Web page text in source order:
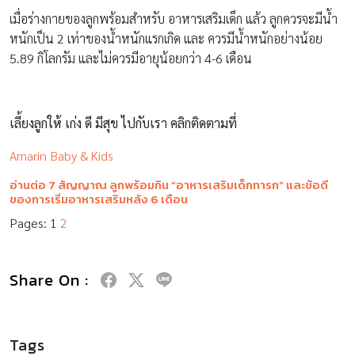
เมื่อร่างกายของลูกพร้อมสำหรับ อาหารเสริมเด็ก แล้ว ลูกควรจะมีน้ำ
หนักเป็น 2 เท่าของน้ำหนักแรกเกิด และ ควรมีน้ำหนักอย่างน้อย
5.89 กิโลกรัม และไม่ควรมีอายุน้อยกว่า 4-6 เดือน
เลี้ยงลูกให้ เก่ง ดี มีสุข ไปกับเรา คลิกติดตามที่
Amarin Baby & Kids
อ่านต่อ 7 สัญญาณ ลูกพร้อมกิน “อาหารเสริมเด็กทารก” และข้อดี
ของการเริ่มอาหารเสริมหลัง 6 เดือน
Pages: 1 2
Share On :
Tags